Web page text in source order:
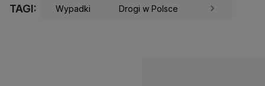
TAGI: Wypadki Drogi w Polsce